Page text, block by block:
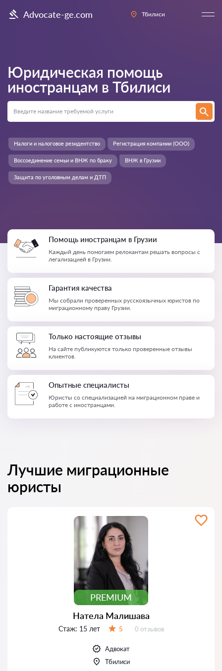
Advocate-ge.com Тбилиси
Юридическая помощь
иностранцам в Тбилиси
Защита по уголовным делам и ДТП
Налоги и налоговое резидентство Регистрация компании (ООО)
Воссоединение семьи и ВНЖ по браку ВНЖ в Грузии
Помощь иностранцам в Грузии
Каждый день помогаем релокантам решать вопросы с
легализацией в Грузии.
Гарантия качества
Мы собрали проверенных русскоязычных юристов по
миграционному праву Грузии.
Только настоящие отзывы
На сайте публикуются только проверенные отзывы
клиентов.
Опытные специалисты
Юристы со специализацией на миграционном праве и
работе с иностранцами.
Лучшие миграционные
юристы
PREMIUM
Натела Малишава
Стаж: 15 лет 5 Отзывов:
0 отзывов
Адвокат
Тбилиси